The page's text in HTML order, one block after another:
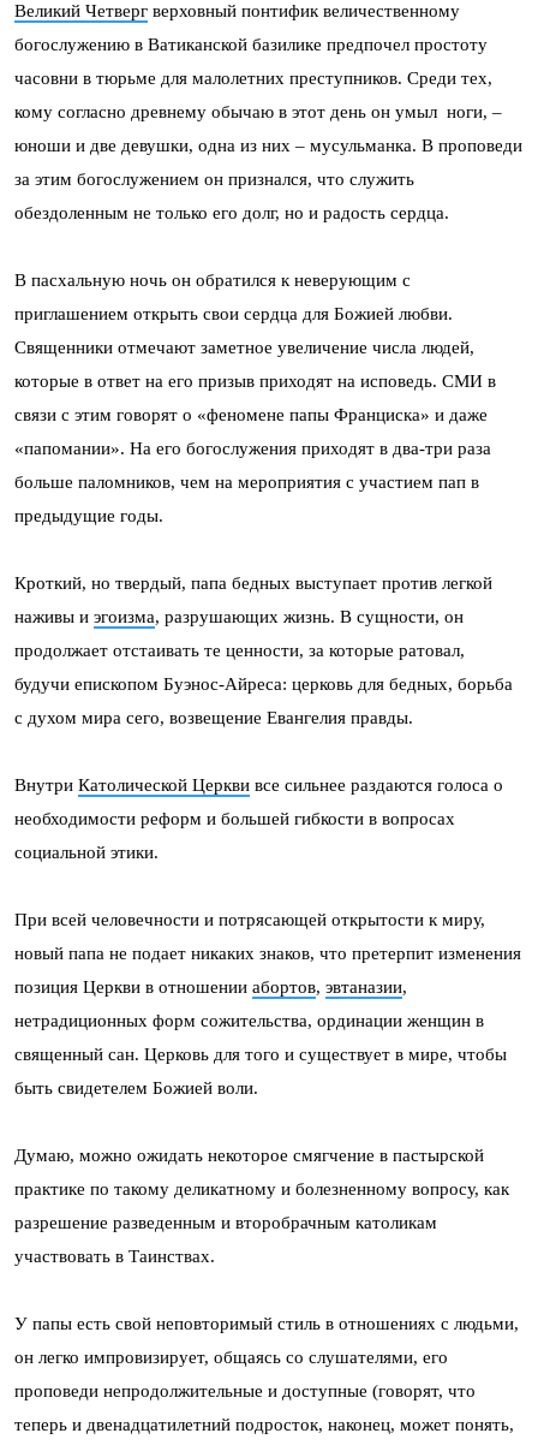
Великий Четверг верховный понтифик величественному
богослужению в Ватиканской базилике предпочел простоту
часовни в тюрьме для малолетних преступников. Среди тех,
кому согласно древнему обычаю в этот день он умыл ноги, –
юноши и две девушки, одна из них – мусульманка. В проповеди
за этим богослужением он признался, что служить
обездоленным не только его долг, но и радость сердца.
В пасхальную ночь он обратился к неверующим с
приглашением открыть свои сердца для Божией любви.
Священники отмечают заметное увеличение числа людей,
которые в ответ на его призыв приходят на исповедь. СМИ в
связи с этим говорят о «феномене папы Франциска» и даже
«папомании». На его богослужения приходят в два-три раза
больше паломников, чем на мероприятия с участием пап в
предыдущие годы.
Кроткий, но твердый, папа бедных выступает против легкой
наживы и эгоизма, разрушающих жизнь. В сущности, он
продолжает отстаивать те ценности, за которые ратовал,
будучи епископом Буэнос-Айреса: церковь для бедных, борьба
с духом мира сего, возвещение Евангелия правды.
Внутри Католической Церкви все сильнее раздаются голоса о
необходимости реформ и большей гибкости в вопросах
социальной этики.
При всей человечности и потрясающей открытости к миру,
новый папа не подает никаких знаков, что претерпит изменения
позиция Церкви в отношении абортов, эвтаназии,
нетрадиционных форм сожительства, ординации женщин в
священный сан. Церковь для того и существует в мире, чтобы
быть свидетелем Божией воли.
Думаю, можно ожидать некоторое смягчение в пастырской
практике по такому деликатному и болезненному вопросу, как
разрешение разведенным и второбрачным католикам
участвовать в Таинствах.
У папы есть свой неповторимый стиль в отношениях с людьми,
он легко импровизирует, общаясь со слушателями, его
проповеди непродолжительные и доступные (говорят, что
теперь и двенадцатилетний подросток, наконец, может понять,